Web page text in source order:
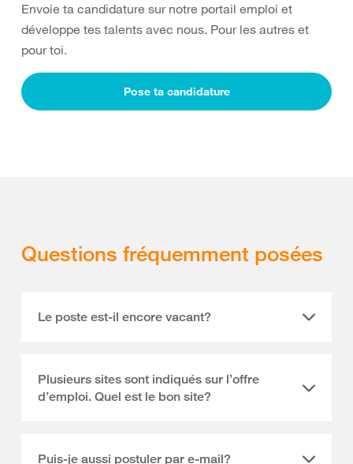
Envoie ta candidature sur notre portail emploi et
développe tes talents avec nous. Pour les autres et
pour toi.
Pose ta candidature
Questions fréquemment posées
Le poste est-il encore vacant?
Plusieurs sites sont indiqués sur l’offre
d’emploi. Quel est le bon site?
Puis-je aussi postuler par e-mail?